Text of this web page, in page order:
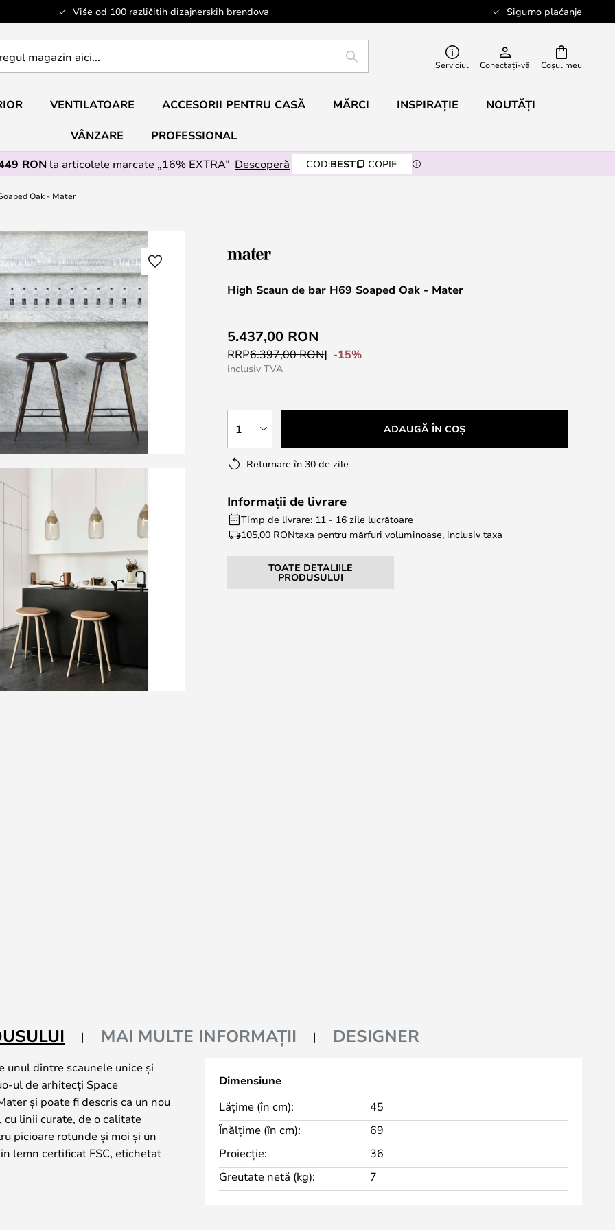
Više od 100 različitih dizajnerskih brendova Sigurno plaćanje
Coșul meu
CĂUTARE Serviciul Conectați-vă
VENTILATOARE ACCESORII PENTRU CASĂ MĂRCI INSPIRAȚIE NOUTĂȚI
VÂNZARE
PROFESSIONAL
RON la articolele marcate „16% EXTRA” Descoperă COD:BEST COPIE
Oak - Mater
High Scaun de bar H69 Soaped Oak - Mater
5.437,00 RON
RRP6.397,00 RON -15%
inclusiv TVA
1 ADAUGĂ ÎN COȘ
Returnare în 30 de zile
Informații de livrare
Timp de livrare: 11 - 16 zile lucrătoare
105,00 RONtaxa pentru mărfuri voluminoase, inclusiv taxa
TOATE DETALIILE
PRODUSULUI
MAI MULTE INFORMAȚII DESIGNER
unul dintre scaunele unice și
ul de arhitecți Space
și poate fi descris ca un nou
linii curate, de o calitate
picioare rotunde și moi și un
lemn certificat FSC, etichetat
finisaj pe bază de apă, fie din
Dimensiune
Lățime (în cm):
45
Înălțime (în cm):
69
Proiecție:
36
Greutate netă (kg):
7